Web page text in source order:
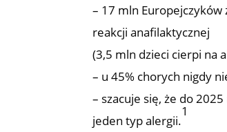
– 17 mln
reakcji anafilaktycznej
(3,5 mln dzieci cierpi na
– u 45% chorych nigdy
– szacuje się, że do
jeden typ alergii.
1